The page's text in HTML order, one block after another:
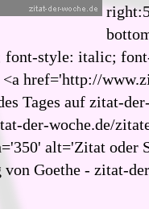
font-style: italic;
href='http://
Tages auf zitat-
der-woche.de/
alt='Zitat oder
von Goethe - zitat-